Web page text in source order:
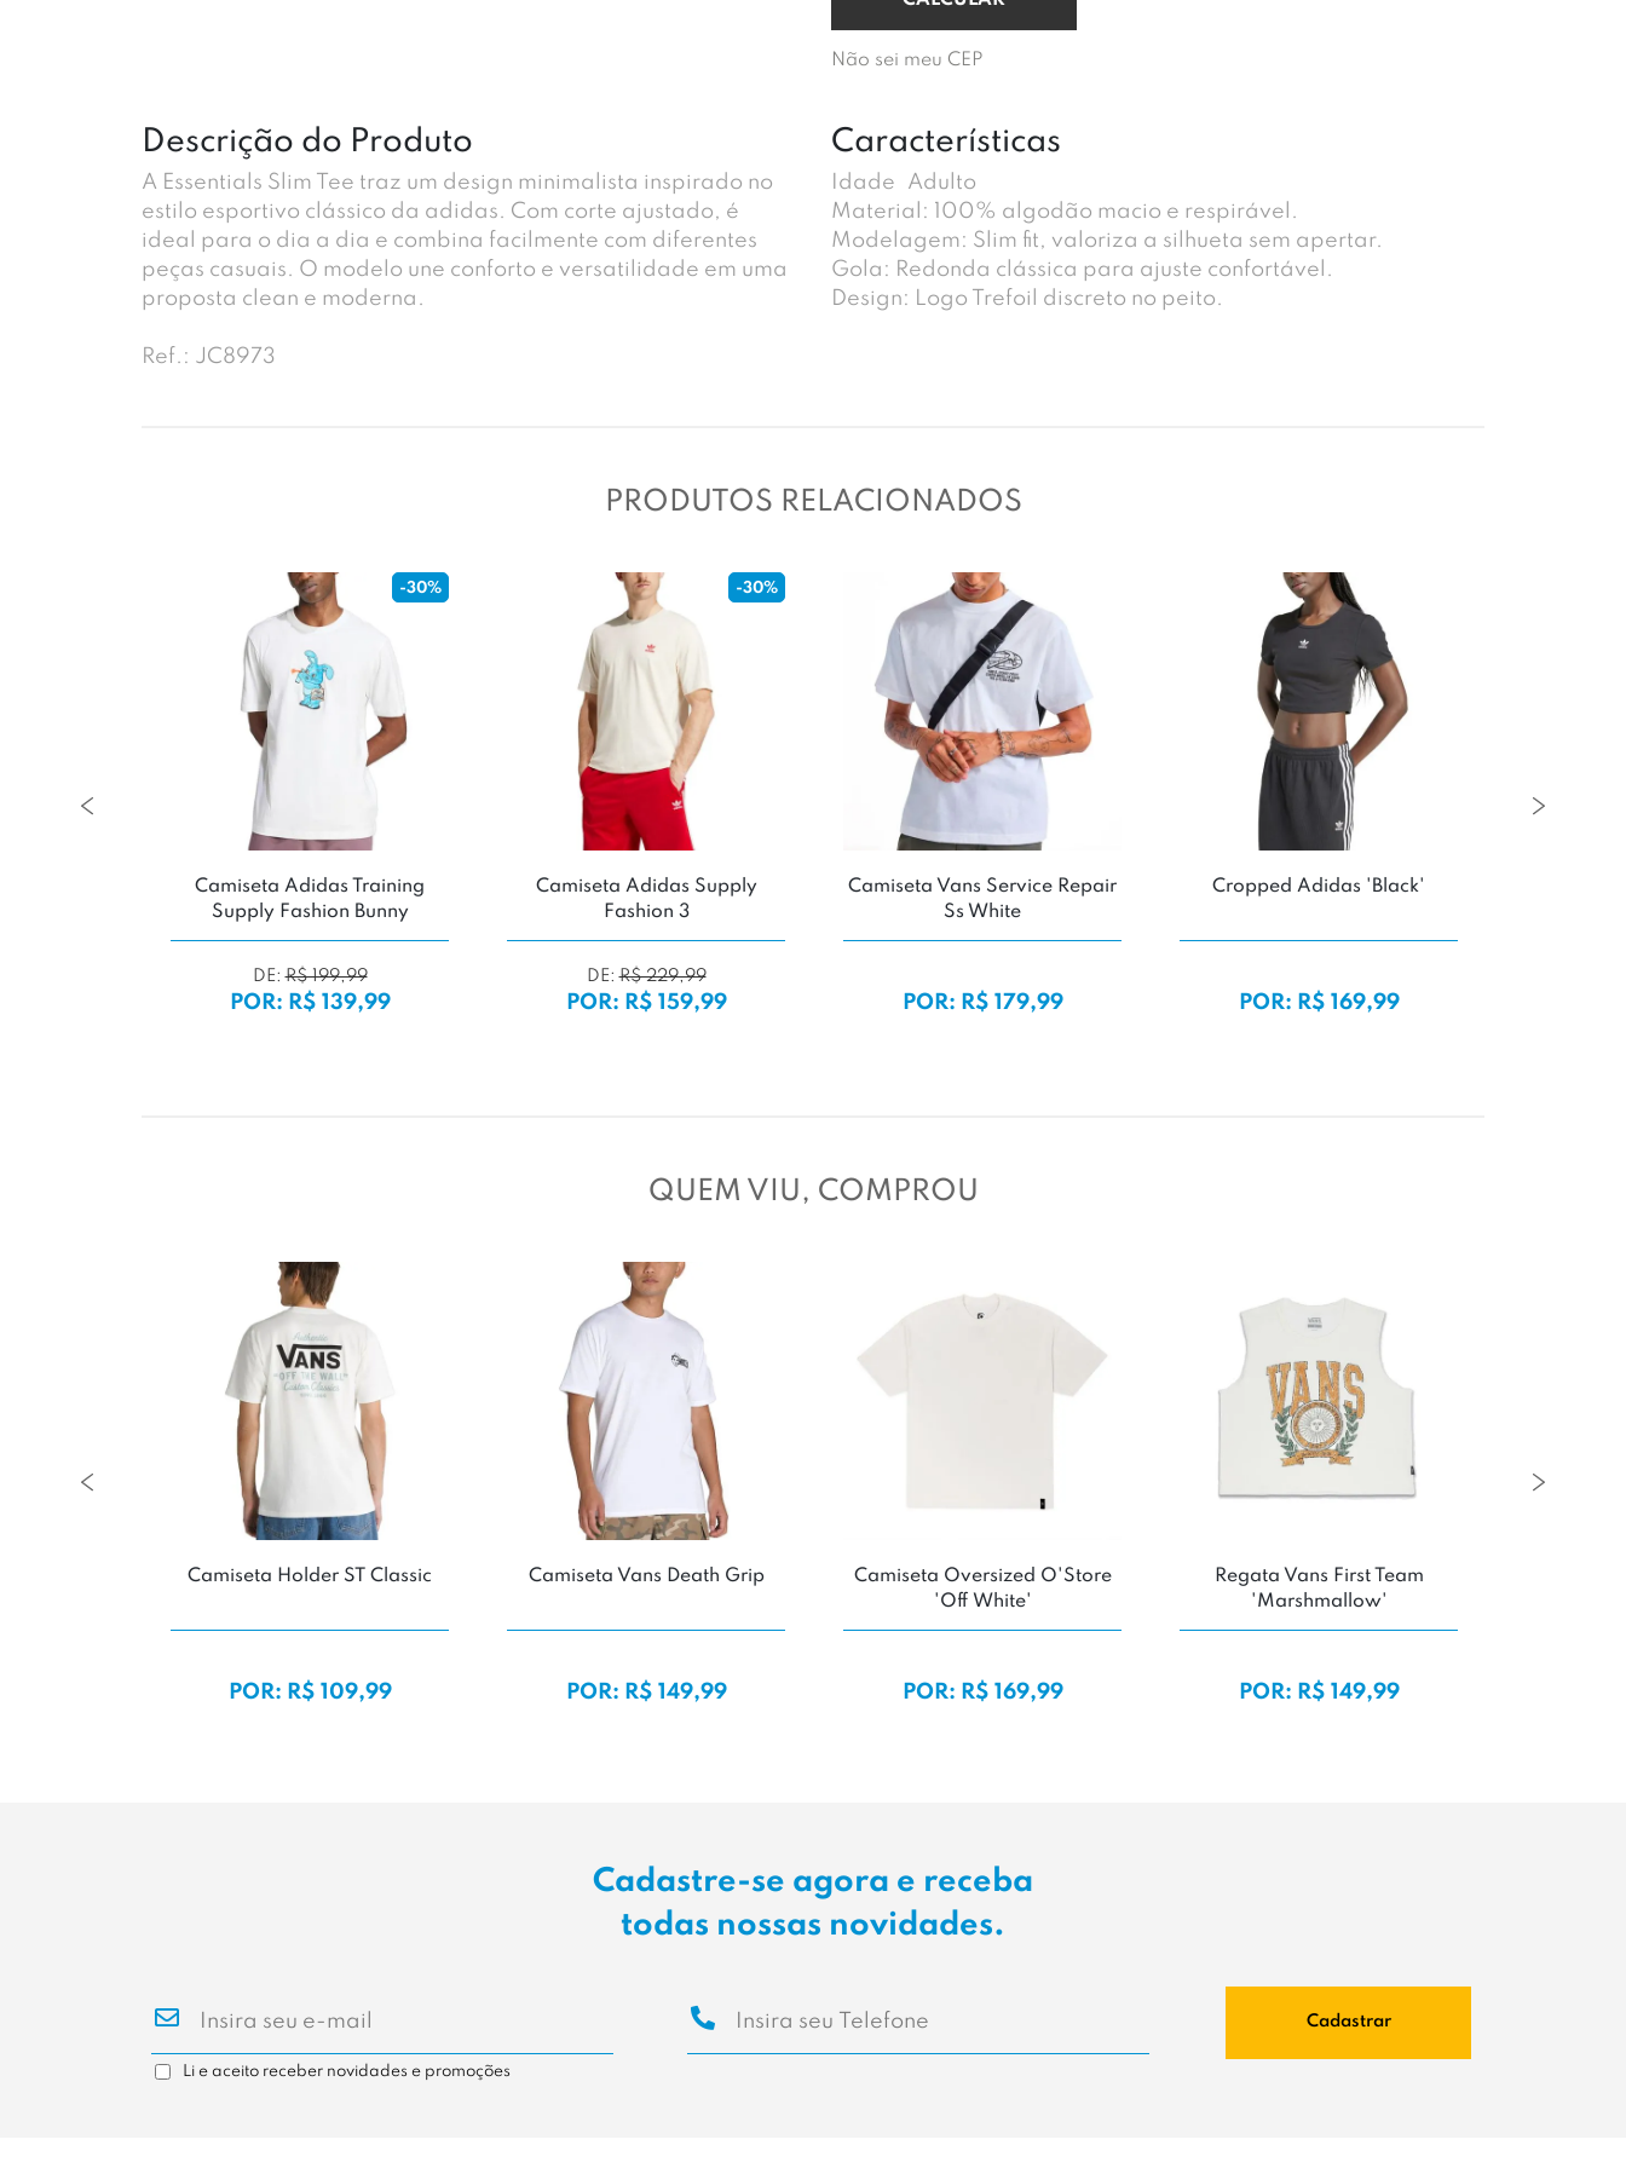
Não sei meu CEP
Características
Idade
Adulto
Material: 100% algodão macio e respirável.
Modelagem: Slim fit, valoriza a silhueta sem apertar.
Gola: Redonda clássica para ajuste confortável.
Design: Logo Trefoil discreto no peito.
Descrição do Produto
A Essentials Slim Tee traz um design minimalista inspirado no
estilo esportivo clássico da adidas. Com corte ajustado, é
ideal para o dia a dia e combina facilmente com diferentes
peças casuais. O modelo une conforto e versatilidade em uma
proposta clean e moderna.
Ref.: JC8973
PRODUTOS RELACIONADOS
-30%
Camiseta Adidas Training
Supply Fashion Bunny
DE:R$ 199,99
POR: R$ 139,99
-30%
Camiseta Adidas Supply
Fashion 3
DE:R$ 229,99
POR: R$ 159,99
Camiseta Vans Service Repair
Ss White
POR: R$ 179,99
Cropped Adidas 'Black'
POR: R$ 169,99
QUEM VIU, COMPROU
Camiseta Holder ST Classic
POR: R$ 109,99
Camiseta Vans Death Grip
POR: R$ 149,99
Camiseta Oversized O'Store
'Off White'
POR: R$ 169,99
Regata Vans First Team
'Marshmallow'
POR: R$ 149,99
Cadastre-se agora e receba
todas nossas novidades.
Cadastrar
Li e aceito receber novidades e promoções